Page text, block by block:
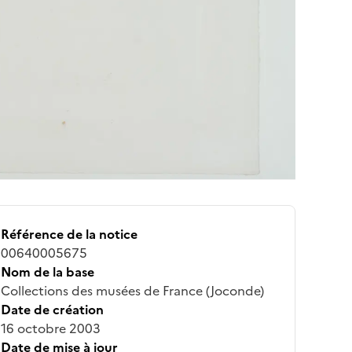
Référence de la notice
00640005675
Nom de la base
Collections des musées de France (Joconde)
Date de création
16 octobre 2003
Date de mise à jour